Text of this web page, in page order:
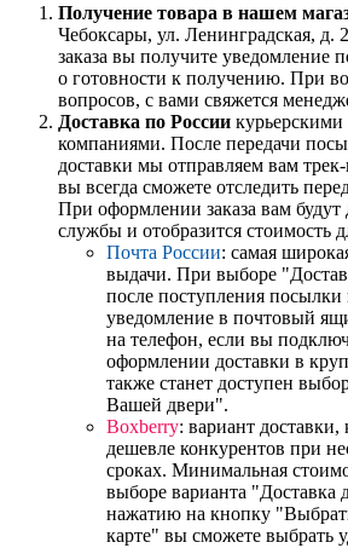
Получение товара в нашем
Чебоксары, ул. Ленинградская, д.
заказа вы получите уведомление
о готовности к получению. При
вопросов, с вами свяжется
Доставка по России
компаниями. После передачи
доставки мы отправляем вам
вы всегда сможете отследить
При оформлении заказа вам
службы и отобразится стоимость
Почта России: самая
выдачи. При выборе
после поступления посылки
уведомление в почтовый
на телефон, если вы
оформлении доставки в
также станет доступен
Вашей двери".
Boxberry: вариант
дешевле конкурентов при
сроках. Минимальная
выборе варианта
нажатию на кнопку
карте" вы сможете выбрать